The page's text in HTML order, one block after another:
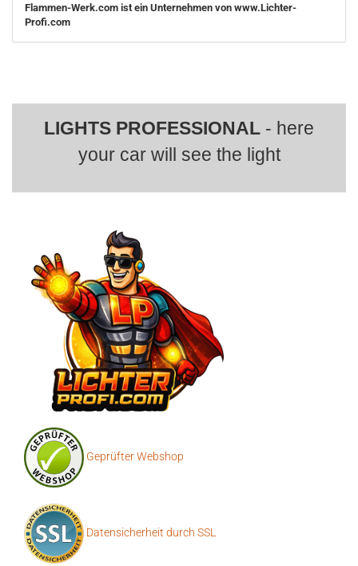
Flammen-Werk.com ist ein Unternehmen von www.Lichter-
Profi.com
LIGHTS PROFESSIONAL - here
your car will see the light
Geprüfter Webshop
Datensicherheit durch SSL